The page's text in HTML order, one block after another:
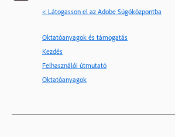
< Látogasson el az Adobe Súgóközpontba
Oktatóanyagok és támogatás
Kezdés
Felhasználói útmutató
Oktatóanyagok